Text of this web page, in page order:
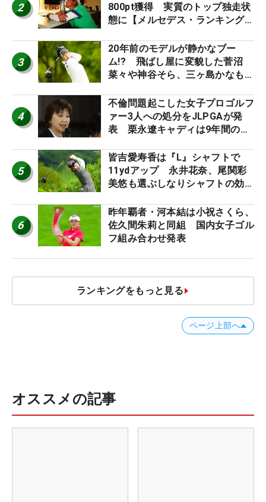
2
800pt獲得 実質のトップ独走状
態に【メルセデス・ランキング番
3
20年前のモデルが静かなブー
ム!? 飛ばし屋に変貌した菅沼
菜々や神谷そら、三ヶ島かなも使
ロたちの“飛ばしギア”】
4
不倫問題起こした女子プロゴルフ
ァー3人への処分をJLPGAが発
表 栗永遼キャディは9年間の立
5
皆吉愛寿香は『L』シャフトで
11ydアップ 永井花奈、尾関彩
美悠も選ぶしなりシャフトの効果
ア”】
6
昨年覇者・河本結は小祝さくら、
佐久間朱莉と同組 国内女子ゴル
フ組み合わせ発表
ランキングをもっと見る
ページ上部へ
オススメの記事